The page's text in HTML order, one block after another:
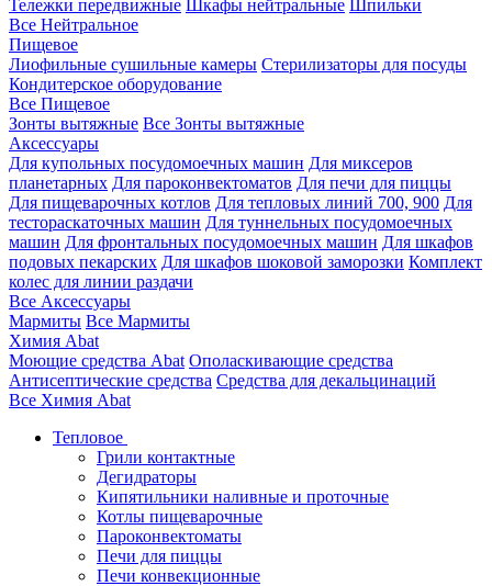
Тележки передвижные Шкафы нейтральные Шпильки
Все Нейтральное
Пищевое
Лиофильные сушильные камеры Стерилизаторы для посуды
Кондитерское оборудование
Все Пищевое
Зонты вытяжные Все Зонты вытяжные
Аксессуары
Для купольных посудомоечных машин Для миксеров
планетарных Для пароконвектоматов Для печи для пиццы
Для пищеварочных котлов Для тепловых линий 700, 900 Для
тестораскаточных машин Для туннельных посудомоечных
машин Для фронтальных посудомоечных машин Для шкафов
подовых пекарских Для шкафов шоковой заморозки Комплект
колес для линии раздачи
Все Аксессуары
Мармиты Все Мармиты
Химия Abat
Моющие средства Abat Ополаскивающие средства
Антисептические средства Средства для декальцинаций
Все Химия Abat
Тепловое
Грили контактные
Дегидраторы
Кипятильники наливные и проточные
Котлы пищеварочные
Пароконвектоматы
Печи для пиццы
Печи конвекционные